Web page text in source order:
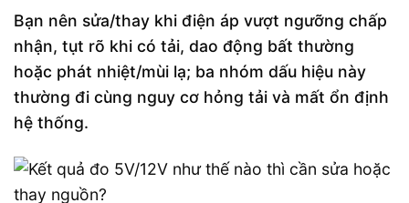
Bạn nên sửa/thay khi điện áp vượt ngưỡng chấp
nhận, tụt rõ khi có tải, dao động bất thường
hoặc phát nhiệt/mùi lạ; ba nhóm dấu hiệu này
thường đi cùng nguy cơ hỏng tải và mất ổn định
hệ thống.